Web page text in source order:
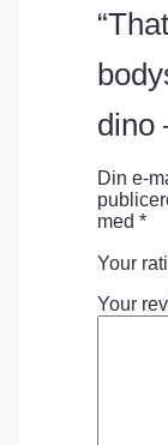
dino
Din e-
med *
Your
Your